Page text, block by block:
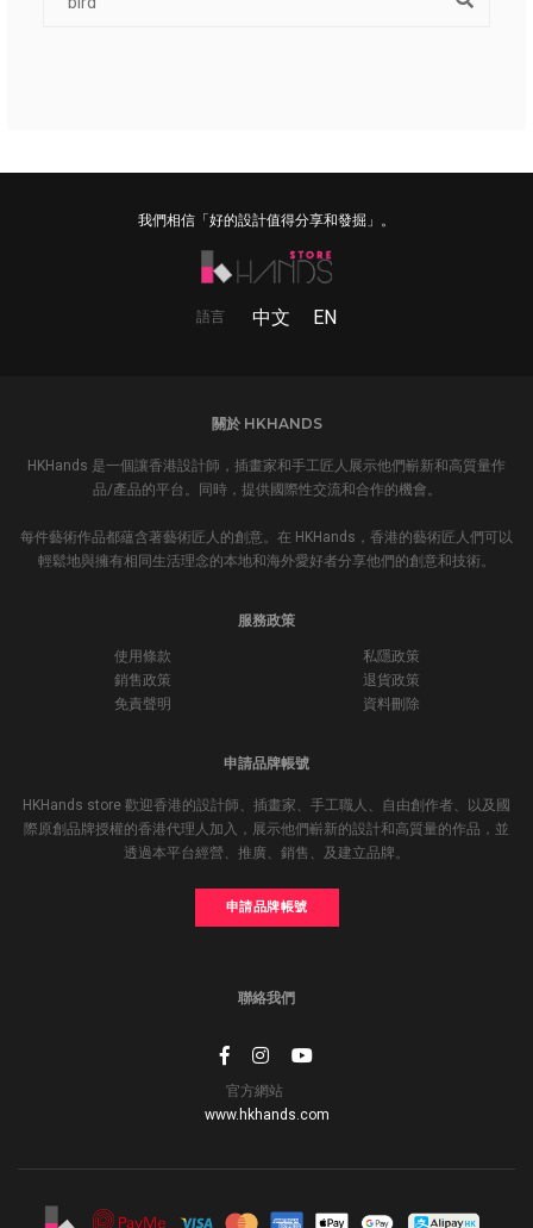
我們相信「好的設計值得分享和發掘」。
語言 中文 EN
關於 HKHANDS
HKHands 是一個讓香港設計師，插畫家和手工匠人展示他們嶄新和高質量作
品/產品的平台。同時，提供國際性交流和合作的機會。
每件藝術作品都蘊含著藝術匠人的創意。在 HKHands，香港的藝術匠人們可以
輕鬆地與擁有相同生活理念的本地和海外愛好者分享他們的創意和技術。
服務政策
使用條款
私隱政策
銷售政策
退貨政策
免責聲明
資料刪除
申請品牌帳號
HKHands store 歡迎香港的設計師、插畫家、手工職人、自由創作者、以及國
際原創品牌授權的香港代理人加入，展示他們嶄新的設計和高質量的作品，並
透過本平台經營、推廣、銷售、及建立品牌。
申請品牌帳號
聯絡我們
官方網站
www.hkhands.com